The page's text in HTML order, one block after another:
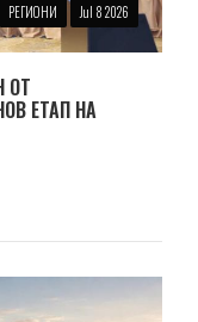
РЕГИОНИ Jul 8 2026
ОТ
ЕТАП НА